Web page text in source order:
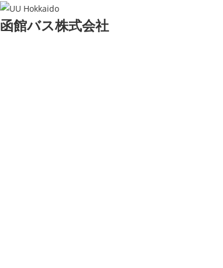
函館バス株式会社